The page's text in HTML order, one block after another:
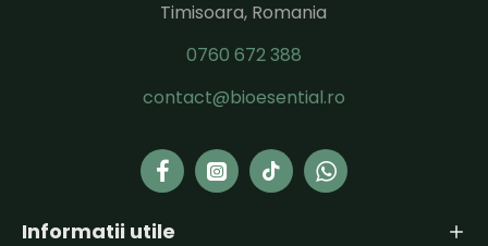
Timisoara, Romania
0760 672 388
contact@bioesential.ro
Informatii utile